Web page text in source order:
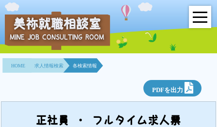
HOME
事業所紹介
相談室とは？
美祢就職相談室
MINE JOB CONSULTING ROOM
HOME 求人情報検索 各検索情報
PDFを出力
正社員 ・ フルタイム求人票